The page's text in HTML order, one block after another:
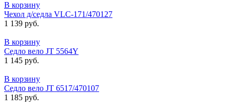
В корзину
Чехол д/седла VLC-171/470127
1 139 руб.
В корзину
Седло вело JT 5564Y
1 145 руб.
В корзину
Седло вело JT 6517/470107
1 185 руб.